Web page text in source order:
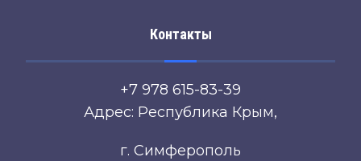
Контакты
+7 978 615-83-39
Адрес: Республика Крым,
г. Симферополь